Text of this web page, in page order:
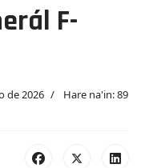
F-
de 2026
Hare na'in: 89